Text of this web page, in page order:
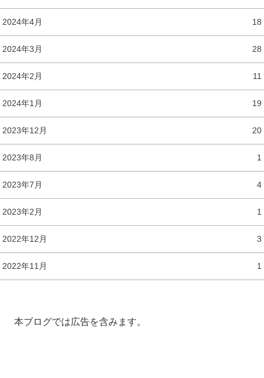
2024年4月 18
2024年3月 28
2024年2月 11
2024年1月 19
2023年12月 20
2023年8月 1
2023年7月 4
2023年2月 1
2022年12月 3
2022年11月 1
本ブログでは広告を含みます。